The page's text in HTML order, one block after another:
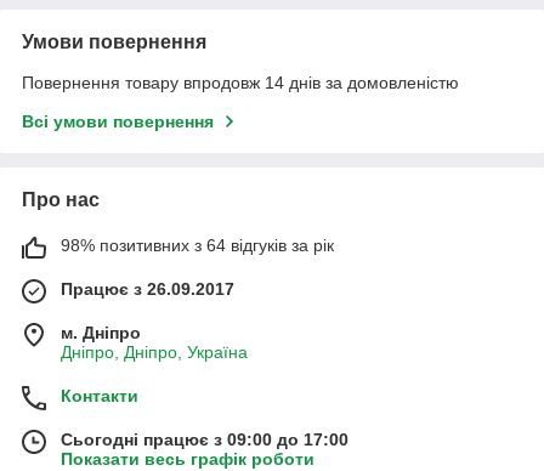
Умови повернення
Повернення товару впродовж 14 днів за домовленістю
Всі умови повернення
Про нас
98% позитивних з 64 відгуків за рік
Працює з 26.09.2017
м. Дніпро
Дніпро, Дніпро, Україна
Контакти
Сьогодні працює з 09:00 до 17:00
Показати весь графік роботи